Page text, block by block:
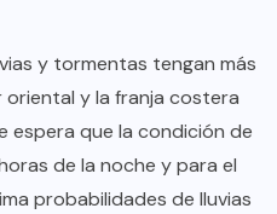
y tormentas tengan más
oriental y la franja costera
espera que la condición de
de la noche y para el
probabilidades de lluvias